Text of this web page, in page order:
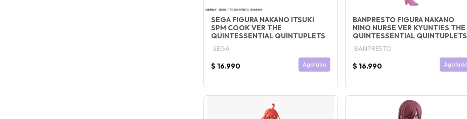
SEGA FIGURA NAKANO ITSUKI
SPM COOK VER THE
QUINTESSENTIAL QUINTUPLETS
SEGA
$ 16.990 Agotado
BANPRESTO FIGURA NAKANO
NINO NURSE VER KYUNTIES THE
QUINTESSENTIAL QUINTUPLETS
BANPRESTO
$ 16.990 Agotado